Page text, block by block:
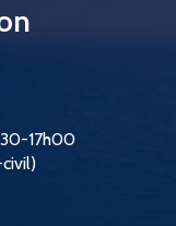
17h00